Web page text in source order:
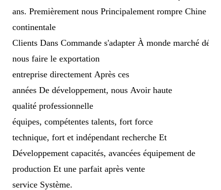
ans. Premièrement nous Principalement rompre Chine
continentale
Clients Dans Commande s'adapter À monde marché
nous faire le exportation
entreprise directement Après ces
années De développement, nous Avoir haute
qualité professionnelle
équipes, compétentes talents, fort force
technique, fort et indépendant recherche Et
Développement capacités, avancées équipement de
production Et une parfait après vente
service Système.